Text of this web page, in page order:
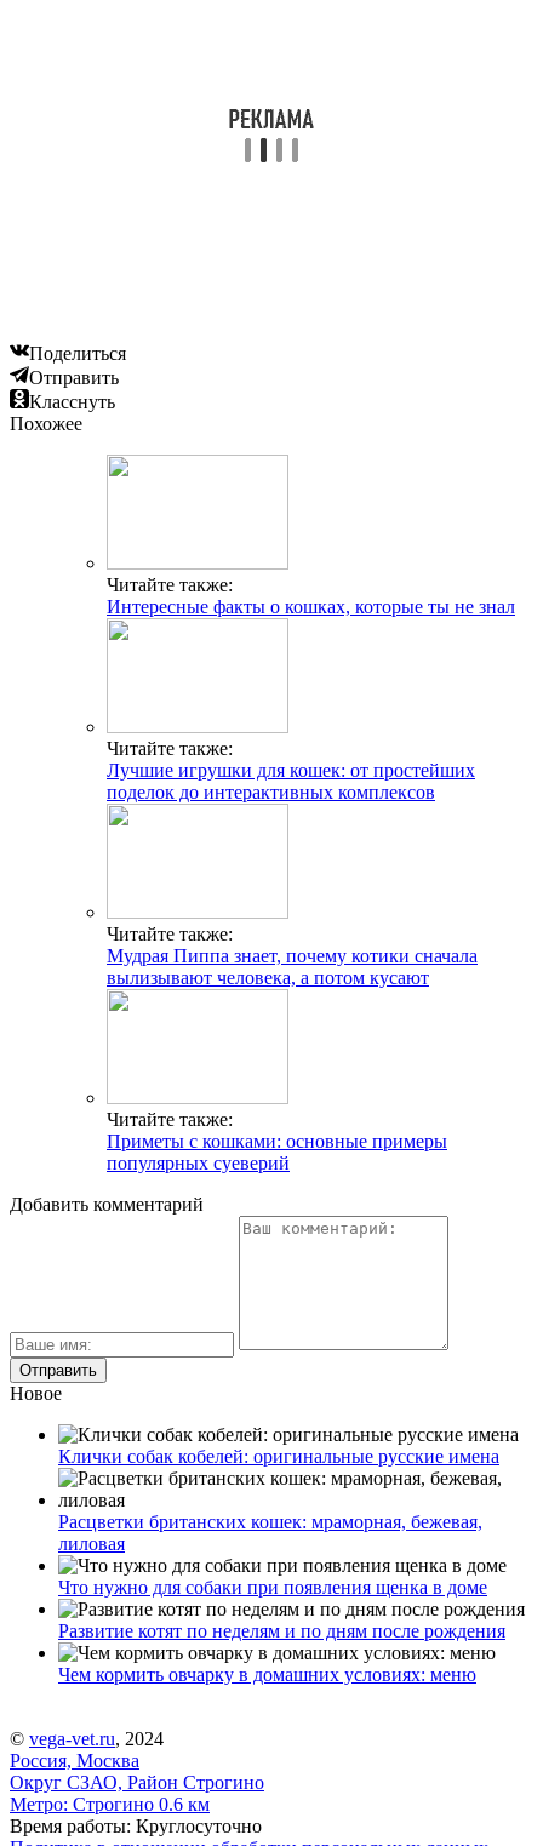
Поделиться
Отправить
Класснуть
Похожее
Читайте также:
Интересные факты о кошках, которые ты не знал
Читайте также:
Лучшие игрушки для кошек: от простейших
поделок до интерактивных комплексов
Читайте также:
Мудрая Пиппа знает, почему котики сначала
вылизывают человека, а потом кусают
Читайте также:
Приметы с кошками: основные примеры
популярных суеверий
Добавить комментарий
Новое
Клички собак кобелей: оригинальные русские имена
Расцветки британских кошек: мраморная, бежевая,
лиловая
Что нужно для собаки при появления щенка в доме
Развитие котят по неделям и по дням после рождения
Чем кормить овчарку в домашних условиях: меню
© vega-vet.ru, 2024
Россия, Москва
Округ СЗАО, Район Строгино
Метро: Строгино 0.6 км
Время работы: Круглосуточно